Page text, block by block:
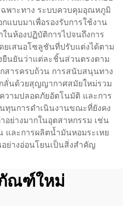
พาะทาง ระบบควบคุมอุณหภูมิ
แบบมาเพื่อรองรับการใช้งาน
นห้องปฏิบัติการไปจนถึงการ
เสนอโซลูชันที่ปรับแต่งได้ตาม
ยืนยันว่าแต่ละชิ้นส่วนตรงตาม
สารครบถ้วน การสนับสนุนทาง
ลั่นด้วยสุญญากาศสมัยใหม่รวม
วามปลอดภัยอัตโนมัติ และการ
ทุนการดำเนินงานขณะที่ยังคง
ย่างมากในอุตสาหกรรม เช่น
ละการผลิตน้ำมันหอมระเหย
ย่างอ่อนโยนเป็นสิ่งสำคัญ
ณฑ์ใหม่